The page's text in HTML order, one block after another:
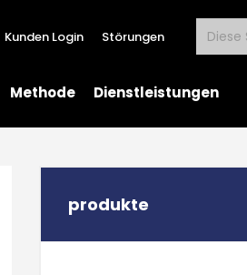
Kunden Login Störungen
Methode Dienstleistungen
produkte